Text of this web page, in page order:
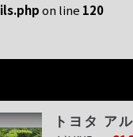
on line 120
トヨタ ア